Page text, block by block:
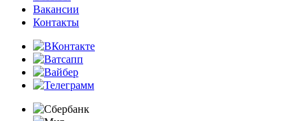
Вакансии
Контакты